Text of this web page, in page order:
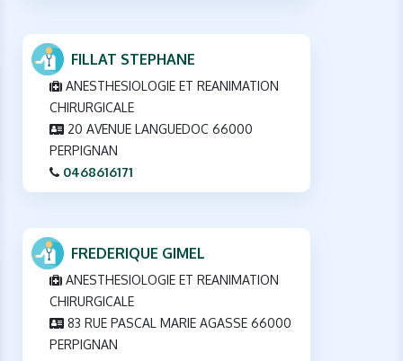
FILLAT STEPHANE
ANESTHESIOLOGIE ET REANIMATION
CHIRURGICALE
20 AVENUE LANGUEDOC 66000
PERPIGNAN
0468616171
FREDERIQUE GIMEL
ANESTHESIOLOGIE ET REANIMATION
CHIRURGICALE
83 RUE PASCAL MARIE AGASSE 66000
PERPIGNAN